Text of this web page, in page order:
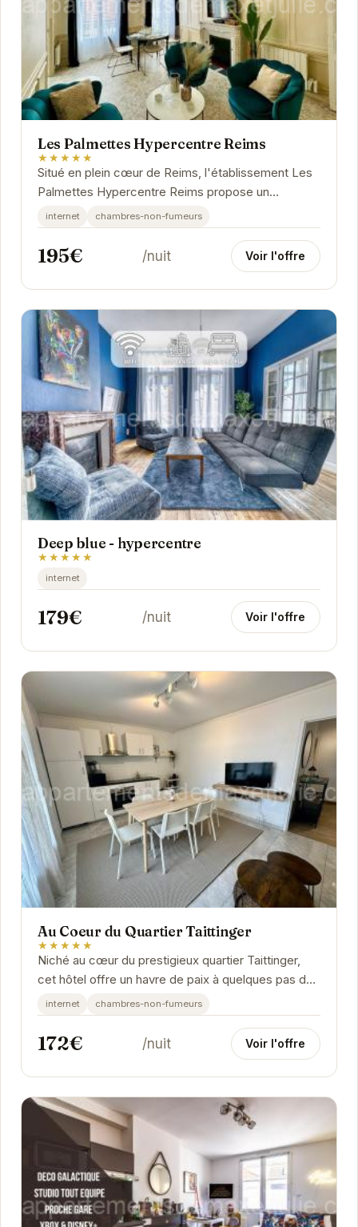
Les Palmettes Hypercentre Reims
★★★★★
Situé en plein cœur de Reims, l'établissement Les
Palmettes Hypercentre Reims propose un
hébergement moderne et élégant. Ses
équipements haut...
internet chambres-non-fumeurs
195€ /nuit Voir l'offre
Deep blue - hypercentre
★★★★★
internet
179€ /nuit Voir l'offre
Au Coeur du Quartier Taittinger
★★★★★
Niché au cœur du prestigieux quartier Taittinger,
cet hôtel offre un havre de paix à quelques pas des
maisons de champagne les plus renommées....
internet chambres-non-fumeurs
172€ /nuit Voir l'offre